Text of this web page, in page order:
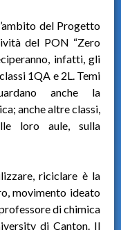
del Progetto
del PON “Zero
infatti, gli
1QA e 2L. Temi
anche la
anche altre classi,
loro aule, sulla
riciclare è la
movimento ideato
di chimica
di Canton. Il